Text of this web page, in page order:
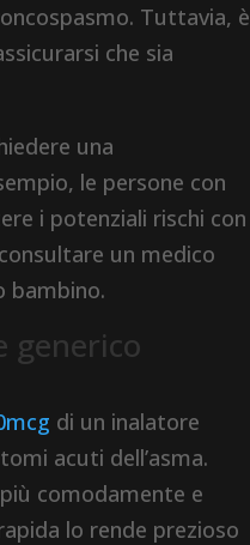
Tuttavia, è
che sia
una
le persone con
i potenziali rischi con
un medico
bambino.
generico
di un inalatore
acuti dell’asma.
comodamente e
lo rende prezioso